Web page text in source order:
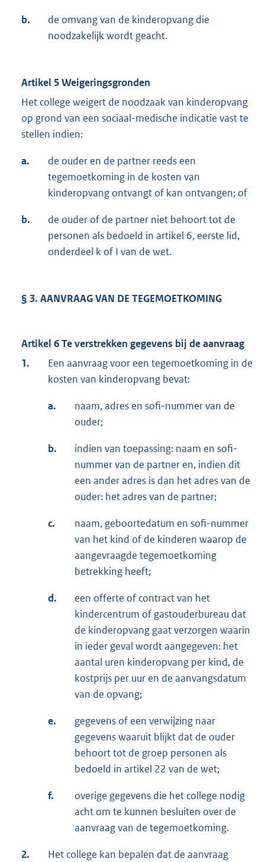
b.
de omvang van de kinderopvang die
noodzakelijk wordt geacht.
Artikel 5 Weigeringsgronden
Het college weigert de noodzaak van kinderopvang
op grond van een sociaal-medische indicatie vast te
stellen indien:
a.
de ouder en de partner reeds een
tegemoetkoming in de kosten van
kinderopvang ontvangt of kan ontvangen; of
b.
de ouder of de partner niet behoort tot de
personen als bedoeld in artikel 6, eerste lid,
onderdeel k of I van de wet.
§ 3. AANVRAAG VAN DE TEGEMOETKOMING
Artikel 6 Te verstrekken gegevens bij de aanvraag
1.
Een aanvraag voor een tegemoetkoming in de
kosten van kinderopvang bevat:
a.
naam, adres en sofi-nummer van de
ouder;
b.
indien van toepassing: naam en sofi-
nummer van de partner en, indien dit
een ander adres is dan het adres van de
ouder: het adres van de partner;
c.
naam, geboortedatum en sofi-nummer
van het kind of de kinderen waarop de
aangevraagde te­gemoetkoming
betrekking heeft;
d.
een offerte of contract van het
kindercentrum of gastouderbureau dat
de kinderopvang gaat ver­zorgen waarin
in ieder geval wordt aangegeven: het
aantal uren kinderopvang per kind, de
kost­prijs per uur en de aanvangsdatum
van de opvang;
e.
gegevens of een verwijzing naar
gegevens waaruit blijkt dat de ouder
behoort tot de groep perso­nen als
bedoeld in artikel 22 van de wet;
f.
overige gegevens die het college nodig
acht om te kunnen besluiten over de
aanvraag van de te­gemoetkoming.
2.
Het college kan bepalen dat de aanvraag